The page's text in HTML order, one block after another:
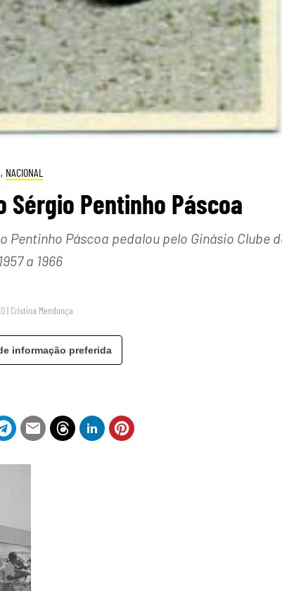
, NACIONAL
Pentinho Páscoa
Páscoa pedalou pelo Ginásio Clube
a 1966
| Cristina Mendonça
informação preferida